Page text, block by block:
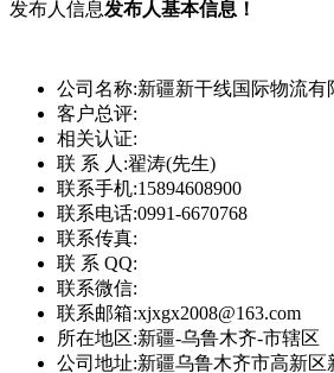
发布人信息发布人基本信息！
公司名称:新疆新干线国际物流有
客户总评:
相关认证:
联 系 人:翟涛(先生)
联系手机:15894608900
联系电话:0991-6670768
联系传真:
联 系 QQ:
联系微信:
联系邮箱:xjxgx2008@163.com
所在地区:新疆-乌鲁木齐-市辖区
公司地址:新疆乌鲁木齐市高新区